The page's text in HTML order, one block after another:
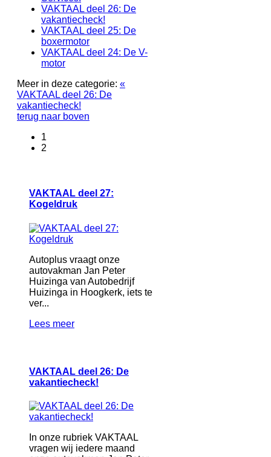
VAKTAAL deel 26: De
vakantiecheck!
VAKTAAL deel 25: De
boxermotor
VAKTAAL deel 24: De V-
motor
Meer in deze categorie: «
VAKTAAL deel 26: De
vakantiecheck!
terug naar boven
1
2
VAKTAAL deel 27:
Kogeldruk
Autoplus vraagt onze
autovakman Jan Peter
Huizinga van Autobedrijf
Huizinga in Hoogkerk, iets te
ver...
Lees meer
VAKTAAL deel 26: De
vakantiecheck!
In onze rubriek VAKTAAL
vragen wij iedere maand